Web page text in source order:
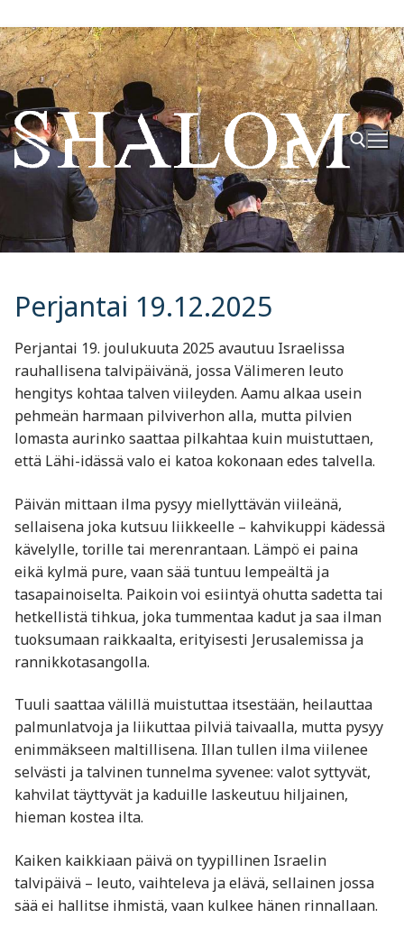
Hyppää
sisältöön
Hae:
Perjantai 19.12.2025
Perjantai 19. joulukuuta 2025 avautuu Israelissa
rauhallisena talvipäivänä, jossa Välimeren leuto
hengitys kohtaa talven viileyden. Aamu alkaa usein
pehmeän harmaan pilviverhon alla, mutta pilvien
lomasta aurinko saattaa pilkahtaa kuin muistuttaen,
että Lähi-idässä valo ei katoa kokonaan edes talvella.
Päivän mittaan ilma pysyy miellyttävän viileänä,
sellaisena joka kutsuu liikkeelle – kahvikuppi kädessä
kävelylle, torille tai merenrantaan. Lämpö ei paina
eikä kylmä pure, vaan sää tuntuu lempeältä ja
tasapainoiselta. Paikoin voi esiintyä ohutta sadetta tai
hetkellistä tihkua, joka tummentaa kadut ja saa ilman
tuoksumaan raikkaalta, erityisesti Jerusalemissa ja
rannikkotasangolla.
Tuuli saattaa välillä muistuttaa itsestään, heilauttaa
palmunlatvoja ja liikuttaa pilviä taivaalla, mutta pysyy
enimmäkseen maltillisena. Illan tullen ilma viilenee
selvästi ja talvinen tunnelma syvenee: valot syttyvät,
kahvilat täyttyvät ja kaduille laskeutuu hiljainen,
hieman kostea ilta.
Kaiken kaikkiaan päivä on tyypillinen Israelin
talvipäivä – leuto, vaihteleva ja elävä, sellainen jossa
sää ei hallitse ihmistä, vaan kulkee hänen rinnallaan.